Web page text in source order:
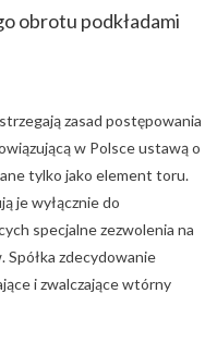
obrotu podkładami
zasad postępowania
w Polsce ustawą o
tylko jako element toru.
je wyłącznie do
specjalne zezwolenia na
zdecydowanie
i zwalczające wtórny